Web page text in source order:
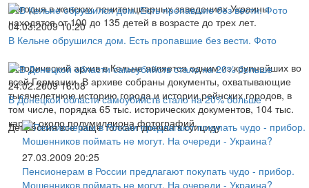
Сегодня в женских пенитенциарных заведениях Украины
находятся от 100 до 135 детей в возрасте до трех лет.
04.03.2009 10:20
В Кельне обрушился дом. Есть пропавшие без вести. Фото
Исторический архив в Кельне является одним из крупнейших во
всей Германии. В архиве собраны документы, охватывающие
тысячелетнюю историю города и истории рейнских городов, в
том числе, порядка 65 тыс. исторических документов, 104 тыс.
карт и около полумиллиона фотографий.
24.02.2009 16:08
В Донецкой области самоубийств стало на 20% больше
Депрессия все чаще толкает дончан к суициду
27.03.2009 20:25
Пенсионерам в России предлагают покупать чудо - прибор.
Мошенников поймать не могут. На очереди - Украина?